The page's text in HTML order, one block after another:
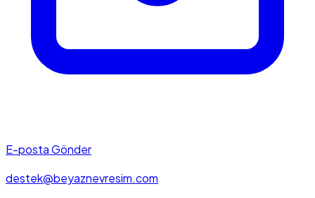
E-posta Gönder
destek@beyaznevresim.com